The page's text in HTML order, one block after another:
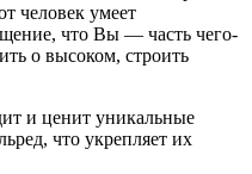
человек умеет
что Вы — часть чего-
о высоком, строить
и ценит уникальные
что укрепляет их